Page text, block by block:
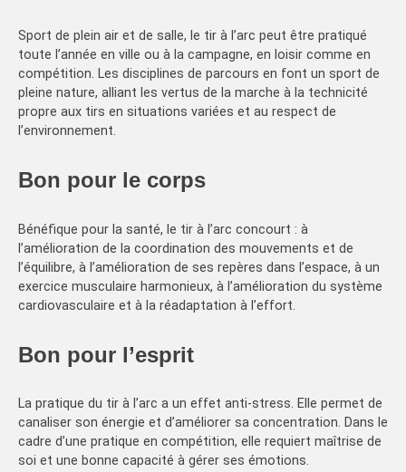
Sport de plein air et de salle, le tir à l’arc peut être pratiqué
toute l’année en ville ou à la campagne, en loisir comme en
compétition. Les disciplines de parcours en font un sport de
pleine nature, alliant les vertus de la marche à la technicité
propre aux tirs en situations variées et au respect de
l’environnement.
Bon pour le corps
Bénéfique pour la santé, le tir à l’arc concourt : à
l’amélioration de la coordination des mouvements et de
l’équilibre, à l’amélioration de ses repères dans l’espace, à un
exercice musculaire harmonieux, à l’amélioration du système
cardiovasculaire et à la réadaptation à l’effort.
Bon pour l’esprit
La pratique du tir à l’arc a un effet anti-stress. Elle permet de
canaliser son énergie et d’améliorer sa concentration. Dans le
cadre d’une pratique en compétition, elle requiert maîtrise de
soi et une bonne capacité à gérer ses émotions.